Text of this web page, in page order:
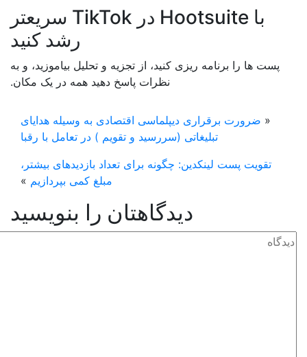
با Hootsuite در TikTok سریعتر
رشد کنید
پست ها را برنامه ریزی کنید، از تجزیه و تحلیل بیاموزید، و به
نظرات پاسخ دهید همه در یک مکان.
ضرورت برقراری دیپلماسی اقتصادی به وسیله هدایای
تبلیغاتی (سررسید و تقویم ) در تعامل با رقبا
تقویت پست لینکدین: چگونه برای تعداد بازدیدهای بیشتر،
مبلغ کمی بپردازیم»
دیدگاهتان را بنویسید